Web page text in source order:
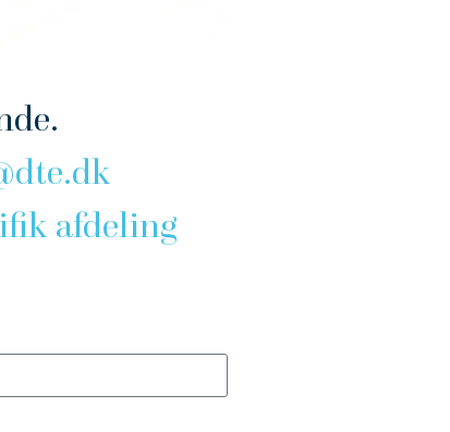
afdeling